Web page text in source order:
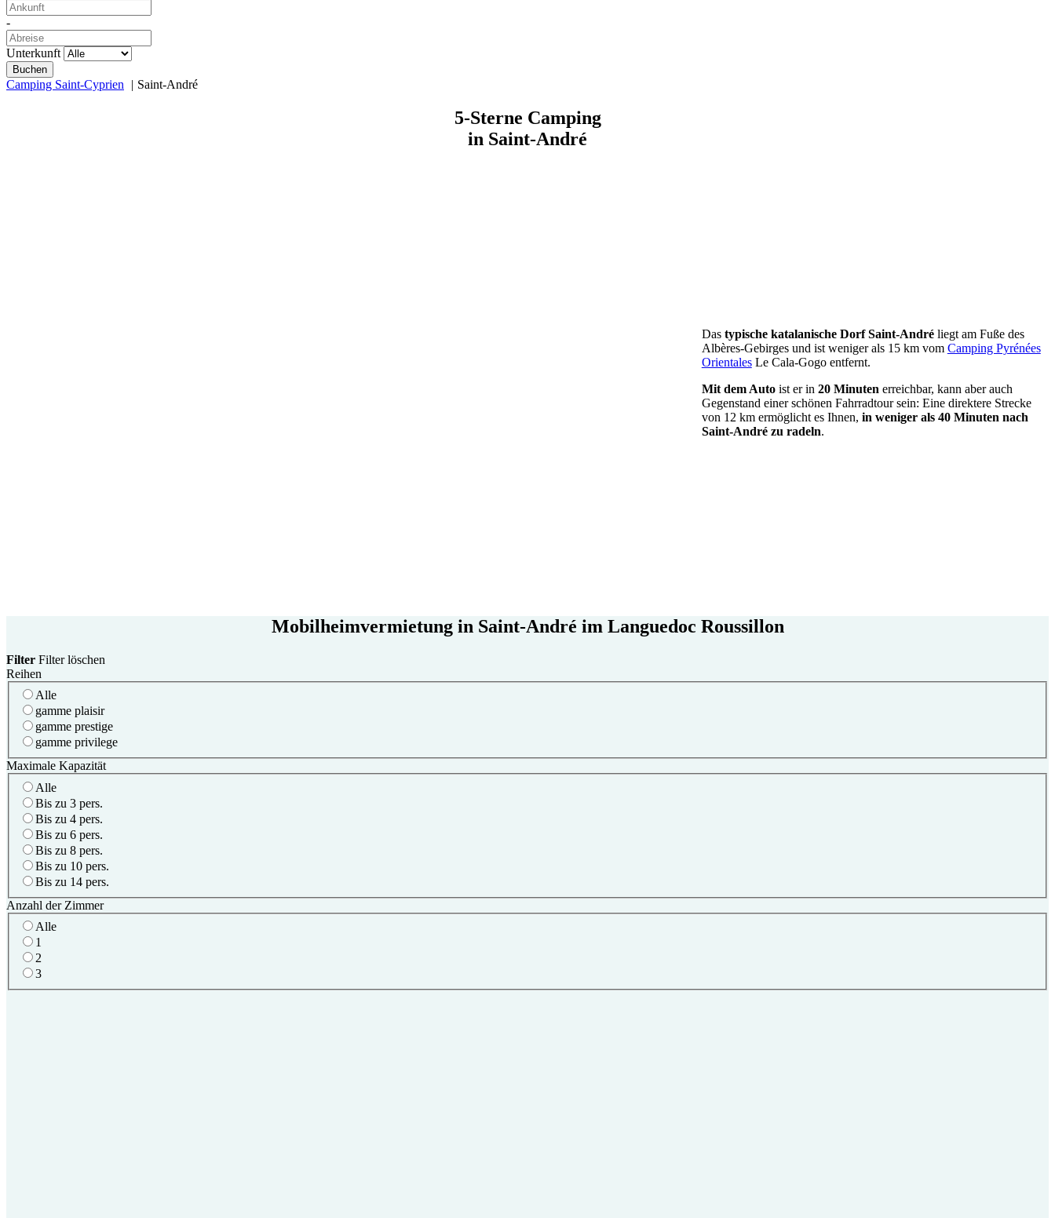
-
Unterkunft
Camping Saint-Cyprien Saint-André
5-Sterne Camping
in Saint-André
Das typische katalanische Dorf Saint-Andréliegt am Fuße des
Albères-Gebirges und ist weniger als 15 km vom Camping Pyrénées
OrientalesLe Cala-Gogo entfernt.
Mit dem Autoist er in 20 Minuten erreichbar, kann aber auch
Gegenstand einer schönen Fahrradtour sein: Eine direktere Strecke
von 12 km ermöglicht es Ihnen, in weniger als 40 Minuten nach
Saint-André zu radeln.
Mobilheimvermietung in Saint-André im Languedoc Roussillon
Filter Filter löschen
Reihen
Alle
gamme plaisir
gamme prestige
gamme privilege
Maximale Kapazität
Alle
Bis zu 3 pers.
Bis zu 4 pers.
Bis zu 6 pers.
Bis zu 8 pers.
Bis zu 10 pers.
Bis zu 14 pers.
Anzahl der Zimmer
Alle
1
2
3